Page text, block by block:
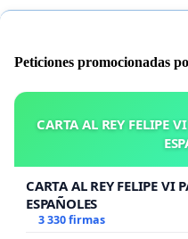
Peticiones promocionadas
CARTA AL REY FELIPE
CARTA AL REY FELIPE VI
ESPAÑOLES
3 330 firmas